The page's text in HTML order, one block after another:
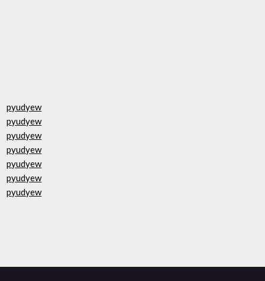
pyudyew
pyudyew
pyudyew
pyudyew
pyudyew
pyudyew
pyudyew